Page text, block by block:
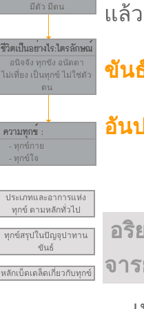
มีตัว มีตน
อนิจจัง ทุกขัง อนัตตา
ไม่เที่ยง เป็นทุกข์ ไม่ใช่ตัว
ตน
- ทุกข์กาย
- ทุกข์ใจ
ประเภทและอาการแห่ง
ทุกข์ ตามหลักทั่วไป
ทุกข์สรุปในปัญจุปาทาน
ขันธ์
หลักเบ็ดเตล็ดเกี่ยวกับทุกข์
แล้
ขัน
อัน
อริ
จา